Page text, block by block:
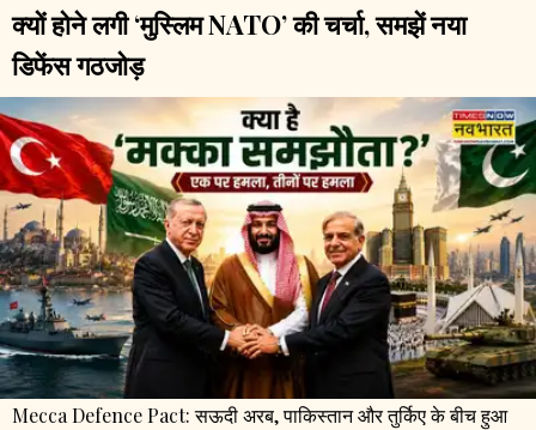
क्यों होने लगी ‘मुस्लिम NATO’ की चर्चा, समझें नया
डिफेंस गठजोड़
Mecca Defence Pact: सऊदी अरब, पाकिस्तान और तुर्किए के बीच हुआ